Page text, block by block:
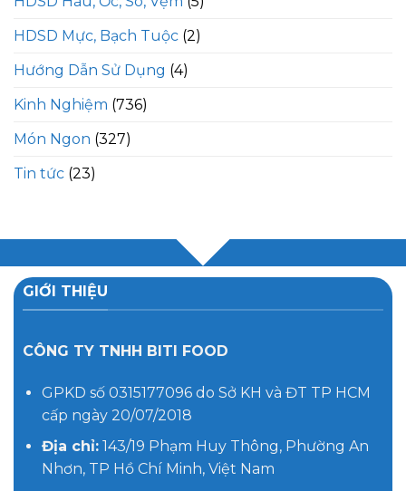
HDSD Mực, Bạch Tuộc (2)
Hướng Dẫn Sử Dụng (4)
Kinh Nghiệm (736)
Món Ngon (327)
Tin tức (23)
GIỚI THIỆU
CÔNG TY TNHH BITI FOOD
GPKD số 0315177096 do Sở KH và ĐT TP HCM
cấp ngày 20/07/2018
Địa chỉ:143/19 Phạm Huy Thông, Phường An
Nhơn, TP Hồ Chí Minh, Việt Nam